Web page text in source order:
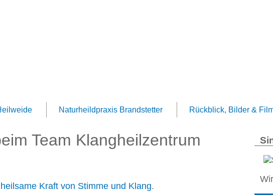
Naturheildpraxis Brandstetter Rückblick, Bilder &
Team Klangheilzentrum
heilsame Kraft von Stimme und Klang.